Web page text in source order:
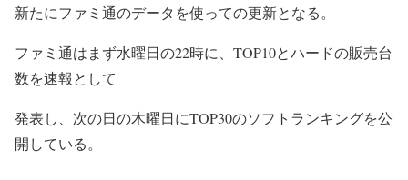
新たにファミ通のデータを使っての更新となる。
ファミ通はまず水曜日の22時に、TOP10とハードの販売台
数を速報として
発表し、次の日の木曜日にTOP30のソフトランキングを公
開している。